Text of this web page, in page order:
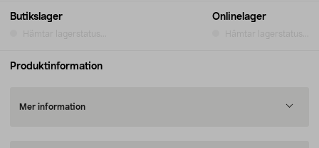
Butikslager
Hämtar lagerstatus...
Onlinelager
Hämtar lagerstatus...
Produktinformation
Mer information